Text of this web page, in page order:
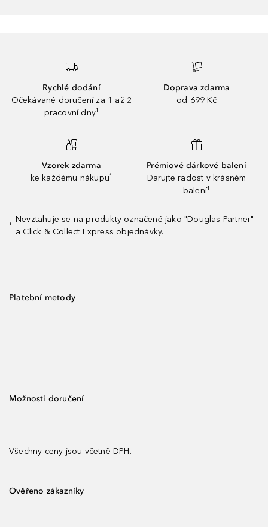
Rychlé dodání
Očekávané doručení za 1 až 2
pracovní dny¹
Doprava zdarma
od 699 Kč
Vzorek zdarma
ke každému nákupu¹
Prémiové dárkové balení
Darujte radost v krásném
balení¹
¹
Nevztahuje se na produkty označené jako "Douglas Partner"
a Click & Collect Express objednávky.
Platební metody
Možnosti doručení
Všechny ceny jsou včetně DPH.
Ověřeno zákazníky